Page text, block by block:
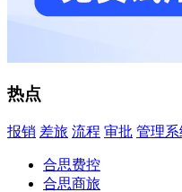
热点
报销 差旅 流程 审批 管理系
合思费控
合思商旅